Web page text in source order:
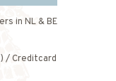
in NL & BE
/ Creditcard